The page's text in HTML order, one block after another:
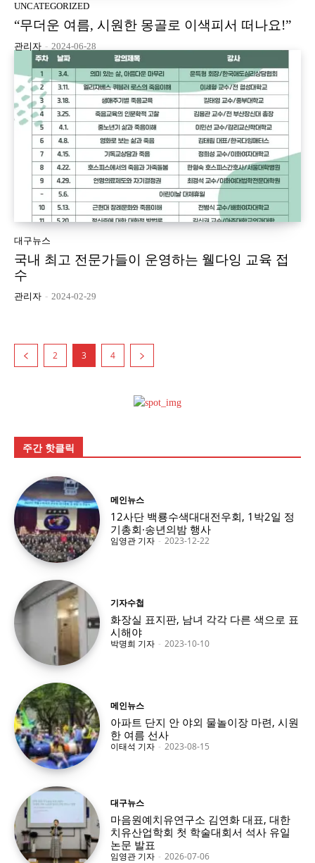
UNCATEGORIZED
“무더운 여름, 시원한 몽골로 이색피서 떠나요!”
관리자 - 2024-06-28
대구뉴스
국내 최고 전문가들이 운영하는 웰다잉 교육 접
수
관리자 - 2024-02-29
2 3 4
주간 핫클릭
메인뉴스
12사단 백룡수색대대전우회, 1박2일 정
기총회·송년의밤 행사
임영관 기자 - 2023-12-22
기자수첩
화장실 표지판, 남녀 각각 다른 색으로 표
시해야
박명희 기자 - 2023-10-10
메인뉴스
아파트 단지 안 야외 물놀이장 마련, 시원
한 여름 선사
이태석 기자 - 2023-08-15
대구뉴스
마음원예치유연구소 김연화 대표, 대한
치유산업학회 첫 학술대회서 석사 유일
논문 발표
임영관 기자 - 2026-07-06